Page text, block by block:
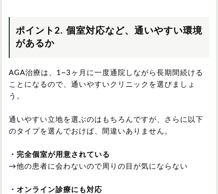
ポイント2. 個室対応など、通いやすい環境
があるか
AGA治療は、1~3ヶ月に一度通院しながら長期間続ける
ことになるので、通いやすいクリニックを選びましょ
う。
通いやすい立地を選ぶのはもちろんですが、さらに以下
のタイプを選んでおけば、間違いありません。
・完全個室が用意されている
→他の患者に会わないので周りの目が気にならない
・オンライン診療にも対応